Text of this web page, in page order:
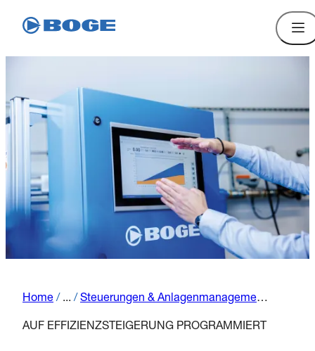
Home / ... / Steuerungen & Anlagenmanagement Übersicht
AUF EFFIZIENZSTEIGERUNG PROGRAMMIERT